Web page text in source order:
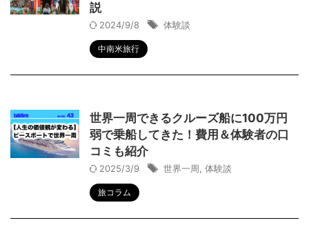
説
2024/9/8 体験談
中南米旅行
世界一周できるクルーズ船に100万円
弱で乗船してきた！費用＆体験者の口
コミも紹介
2025/3/9 世界一周 体験談
旅コラム